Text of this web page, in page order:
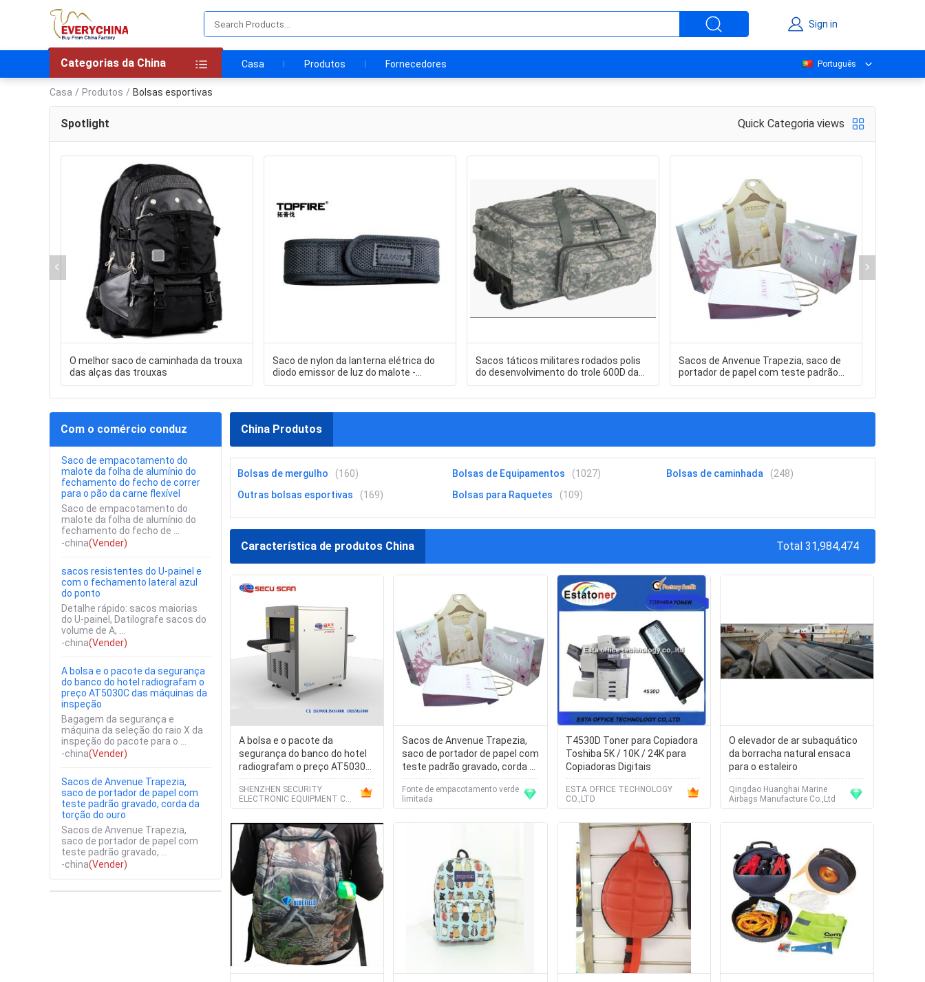
Sign in
Categorias da China Casa Produtos Fornecedores Português
Casa / Produtos / Bolsas esportivas
Spotlight Quick Categoria views
O melhor saco de caminhada da trouxa
das alças das trouxas
Saco de nylon da lanterna elétrica do
diodo emissor de luz do malote -
CSD02-AA apropriado para acampar,
aventura ensaca etc.
Sacos táticos militares rodados polis
do desenvolvimento do trole 600D da
ACU
Sacos de Anvenue Trapezia, saco de
portador de papel com teste padrão
gravado, corda da torção do ouro
Com o comércio conduz
Saco de empacotamento do
malote da folha de alumínio do
fechamento do fecho de correr
para o pão da carne flexível
Saco de empacotamento do
malote da folha de alumínio do
fechamento do fecho de ...
-china(Vender)
sacos resistentes do U-painel e
com o fechamento lateral azul
do ponto
Detalhe rápido: sacos maiorias
do U-painel, Datilografe sacos do
volume de A, ...
-china(Vender)
A bolsa e o pacote da segurança
do banco do hotel radiografam o
preço AT5030C das máquinas da
inspeção
Bagagem da segurança e
máquina da seleção do raio X da
inspeção do pacote para o ...
-china(Vender)
Sacos de Anvenue Trapezia,
saco de portador de papel com
teste padrão gravado, corda da
torção do ouro
Sacos de Anvenue Trapezia,
saco de portador de papel com
teste padrão gravado, ...
-china(Vender)
China Produtos
Bolsas de mergulho (160) Bolsas de Equipamentos (1027) Bolsas de caminhada
(248)
Outras bolsas esportivas
(169) Bolsas para Raquetes (109)
Característica de produtos China Total 31,984,474
A bolsa e o pacote da
segurança do banco do hotel
radiografam o preço AT5030C
das máquinas da inspeção
SHENZHEN SECURITY
ELECTRONIC EQUIPMENT CO.,
LIMITED
Sacos de Anvenue Trapezia,
saco de portador de papel com
teste padrão gravado, corda da
torção do ouro
Fonte de empacotamento verde
limitada
T4530D Toner para Copiadora
Toshiba 5K / 10K / 24K para
Copiadoras Digitais
ESTA OFFICE TECHNOLOGY
CO.,LTD
O elevador de ar subaquático
da borracha natural ensaca
para o estaleiro
Qingdao Huanghai Marine
Airbags Manufacture Co.,Ltd